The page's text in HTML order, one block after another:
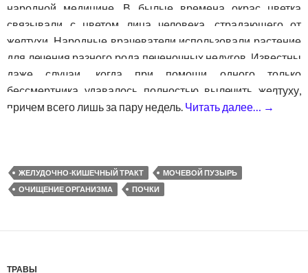
народной медицине. В былые времена окрас цветка
связывали с цветом лица человека, страдающего от
желтухи. Народные врачеватели использовали растение
для лечения разного рода печеночных недугов. Известны
даже случаи, когда при помощи одного только
бессмертника удавалось полностью вылечить желтуху,
причем всего лишь за пару недель. Читать далее… →
ЖЕЛУДОЧНО-КИШЕЧНЫЙ ТРАКТ
МОЧЕВОЙ ПУЗЫРЬ
ОЧИЩЕНИЕ ОРГАНИЗМА
ПОЧКИ
ТРАВЫ